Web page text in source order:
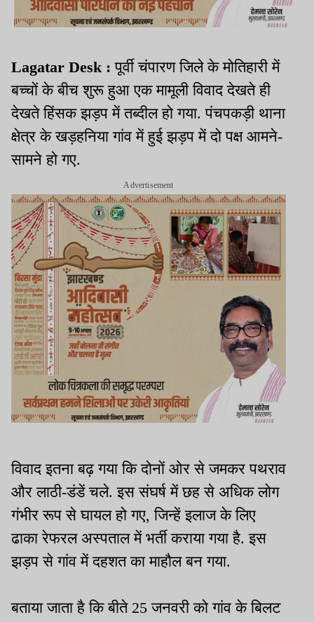
Lagatar Desk :पूर्वी चंपारण जिले के मोतिहारी में
बच्चों के बीच शुरू हुआ एक मामूली विवाद देखते ही
देखते हिंसक झड़प में तब्दील हो गया. पंचपकड़ी थाना
क्षेत्र के खड़हनिया गांव में हुई झड़प में दो पक्ष आमने-
सामने हो गए.
Advertisement
विवाद इतना बढ़ गया कि दोनों ओर से जमकर पथराव
और लाठी-डंडें चले. इस संघर्ष में छह से अधिक लोग
गंभीर रूप से घायल हो गए, जिन्हें इलाज के लिए
ढाका रेफरल अस्पताल में भर्ती कराया गया है. इस
झड़प से गांव में दहशत का माहौल बन गया.
बताया जाता है कि बीते 25 जनवरी को गांव के बिलट